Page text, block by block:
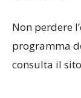
Non perdere
programma
consulta il sito